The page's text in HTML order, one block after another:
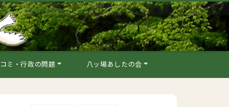
ミ・行政の問題 八ッ場あしたの会